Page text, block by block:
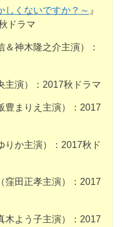
しくないですか？～ 』
ドラマ
＆神木隆之介主演）：
主演）：2017秋ドラマ
豊まりえ主演）：2017
りか主演）：2017秋ド
窪田正孝主演）：2017
木よう子主演）：2017